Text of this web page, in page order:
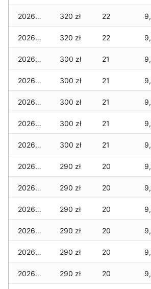
2026-03-06 320 zł 22
2026-03-05 320 zł 22
2026-03-04 300 zł 21
2026-03-03 300 zł 21
2026-03-02 300 zł 21
2026-03-01 300 zł 21
2026-02-27 300 zł 21
2026-02-26 290 zł 20
2026-02-25 290 zł 20
2026-02-24 290 zł 20
2026-02-23 290 zł 20
2026-02-22 290 zł 20
2026-02-21 290 zł 20